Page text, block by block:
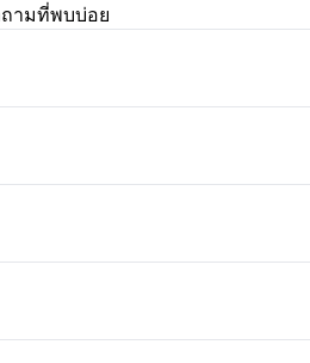
ามที่พบบ่อย